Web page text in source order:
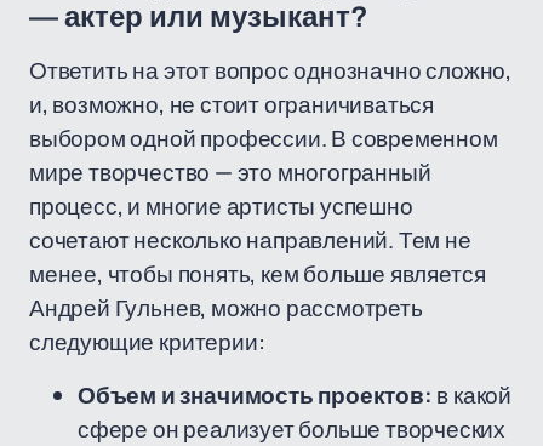
— актер или музыкант?
Ответить на этот вопрос однозначно сложно,
и, возможно, не стоит ограничиваться
выбором одной профессии. В современном
мире творчество — это многогранный
процесс, и многие артисты успешно
сочетают несколько направлений. Тем не
менее, чтобы понять, кем больше является
Андрей Гульнев, можно рассмотреть
следующие критерии:
Объем и значимость проектов: в какой
сфере он реализует больше творческих